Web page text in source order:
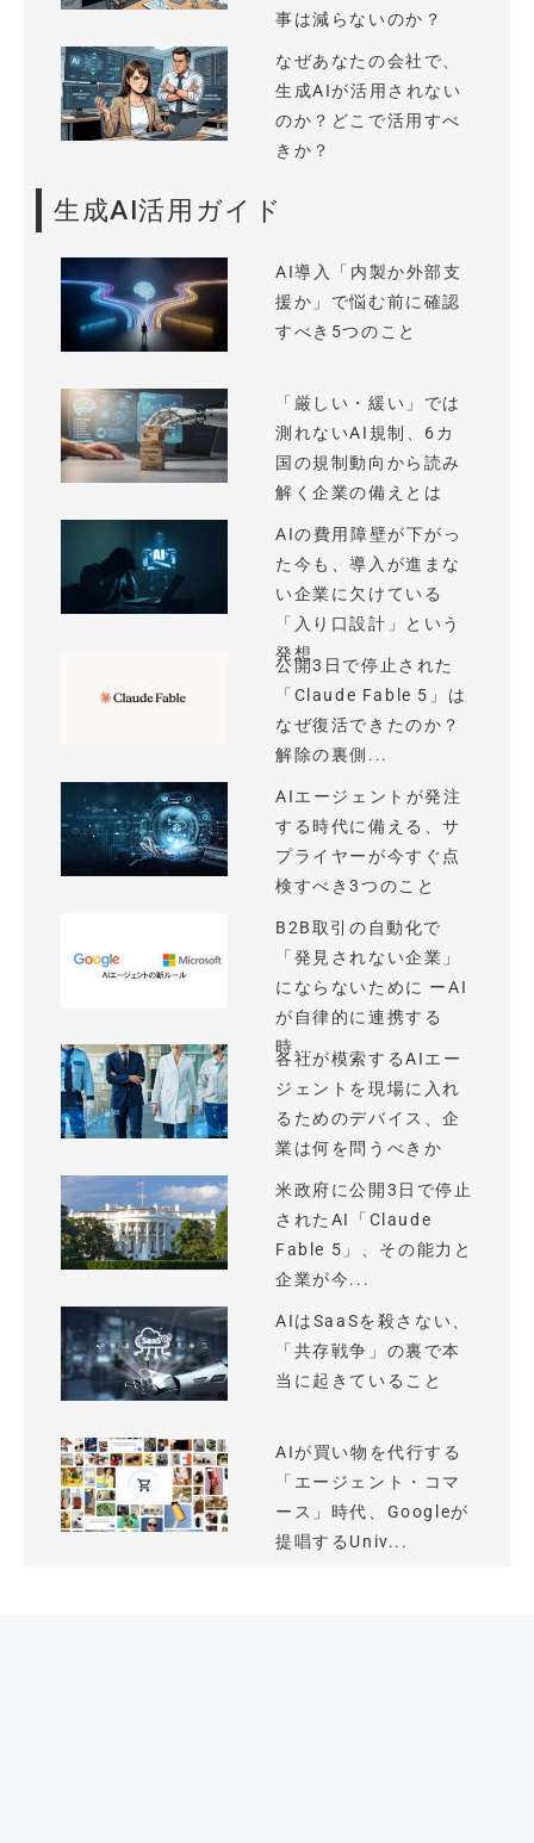
事は減らないのか？
なぜあなたの会社で、
生成AIが活用されない
のか？どこで活用すべ
きか？
生成AI活用ガイド
AI導入「内製か外部支
援か」で悩む前に確認
すべき5つのこと
「厳しい・緩い」では
測れないAI規制、6カ
国の規制動向から読み
解く企業の備えとは
AIの費用障壁が下がっ
た今も、導入が進まな
い企業に欠けている
「入り口設計」という
発想
公開3日で停止された
「Claude Fable 5」は
なぜ復活できたのか？
解除の裏側...
AIエージェントが発注
する時代に備える、サ
プライヤーが今すぐ点
検すべき3つのこと
B2B取引の自動化で
「発見されない企業」
にならないために ーAI
が自律的に連携する
時...
各社が模索するAIエー
ジェントを現場に入れ
るためのデバイス、企
業は何を問うべきか
米政府に公開3日で停止
されたAI「Claude
Fable 5」、その能力と
企業が今...
AIはSaaSを殺さない、
「共存戦争」の裏で本
当に起きていること
AIが買い物を代行する
「エージェント・コマ
ース」時代、Googleが
提唱するUniv...